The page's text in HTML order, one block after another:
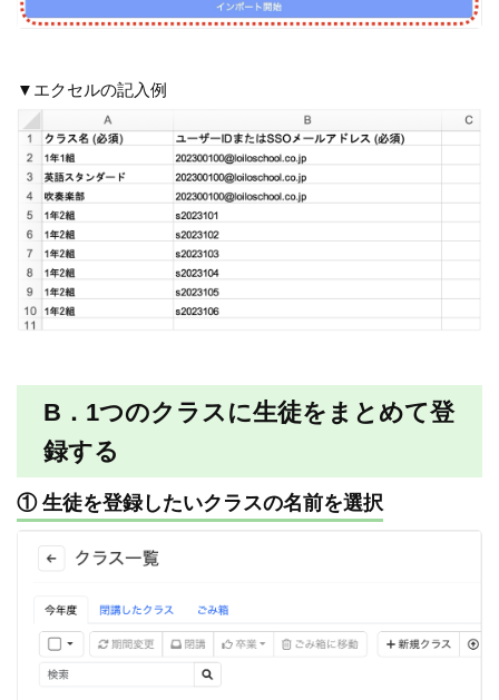
▼エクセルの記入例
B．1つのクラスに生徒をまとめて登
録する
① 生徒を登録したいクラスの名前を選択